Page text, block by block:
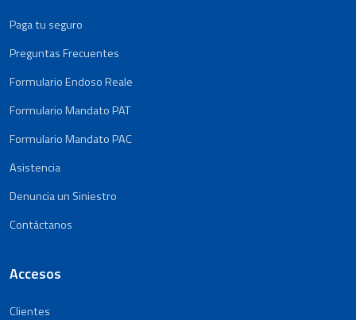
Paga tu seguro
Preguntas Frecuentes
Formulario Endoso Reale
Formulario Mandato PAT
Formulario Mandato PAC
Asistencia
Denuncia un Siniestro
Contáctanos
Accesos
Clientes